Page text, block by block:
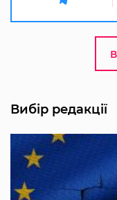
Вибір редакції